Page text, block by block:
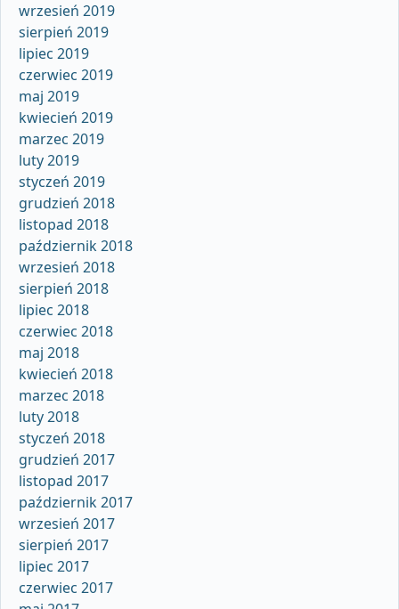
wrzesień 2019
sierpień 2019
lipiec 2019
czerwiec 2019
maj 2019
kwiecień 2019
marzec 2019
luty 2019
styczeń 2019
grudzień 2018
listopad 2018
październik 2018
wrzesień 2018
sierpień 2018
lipiec 2018
czerwiec 2018
maj 2018
kwiecień 2018
marzec 2018
luty 2018
styczeń 2018
grudzień 2017
listopad 2017
październik 2017
wrzesień 2017
sierpień 2017
lipiec 2017
czerwiec 2017